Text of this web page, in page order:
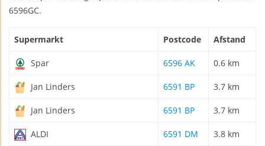
6596GC.
Supermarkt Postcode Afstand
Spar 6596 AK 0.6 km
Jan Linders 6591 BP 3.7 km
Jan Linders 6591 BP 3.7 km
ALDI 6591 DM 3.8 km